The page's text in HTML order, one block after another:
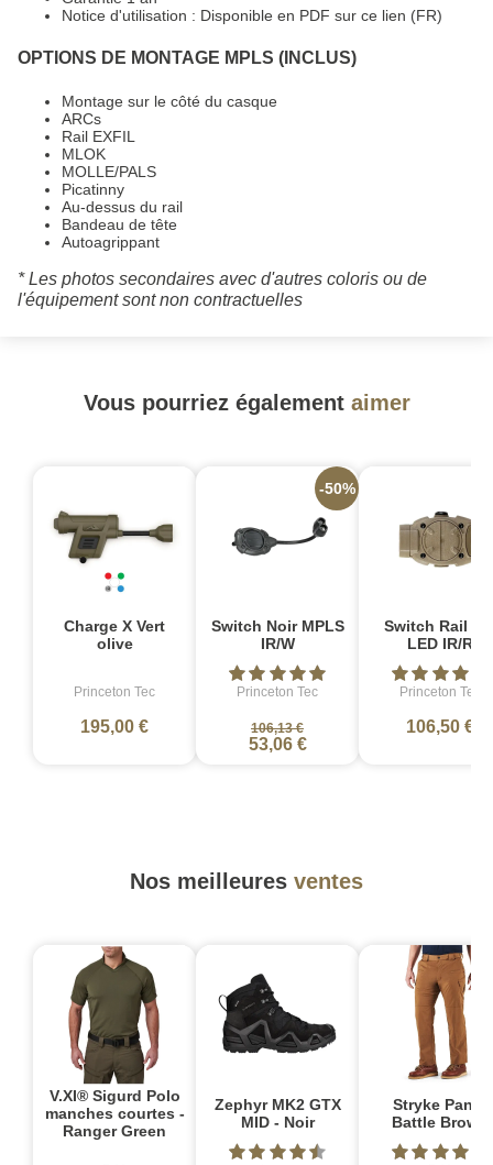
Notice d'utilisation : Disponible en PDF sur ce lien (FR)
OPTIONS DE MONTAGE MPLS (INCLUS)
Montage sur le côté du casque
ARCs
Rail EXFIL
MLOK
MOLLE/PALS
Picatinny
Au-dessus du rail
Bandeau de tête
Autoagrippant
* Les photos secondaires avec d'autres coloris ou de
l'équipement sont non contractuelles
Vous pourriez également aimer
Charge X Vert
olive
Princeton Tec
195,00 €
Switch Noir MPLS
IR/W
Princeton Tec
106,13 €
53,06 €
-50%
Switch Rail
LED IR/R
Princeton Tec
106,50 €
Nos meilleures ventes
V.XI® Sigurd Polo
manches courtes -
Ranger Green
Zephyr MK2 GTX
MID - Noir
Stryke Pant -
Battle Brown